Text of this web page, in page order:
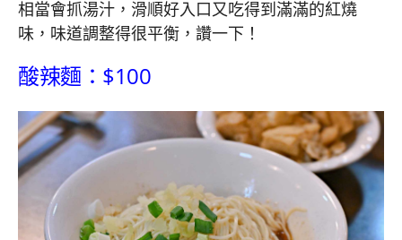
相當會抓湯汁，滑順好入口又吃得到滿滿的紅燒
味，味道調整得很平衡，讚一下！
酸辣麵：$100